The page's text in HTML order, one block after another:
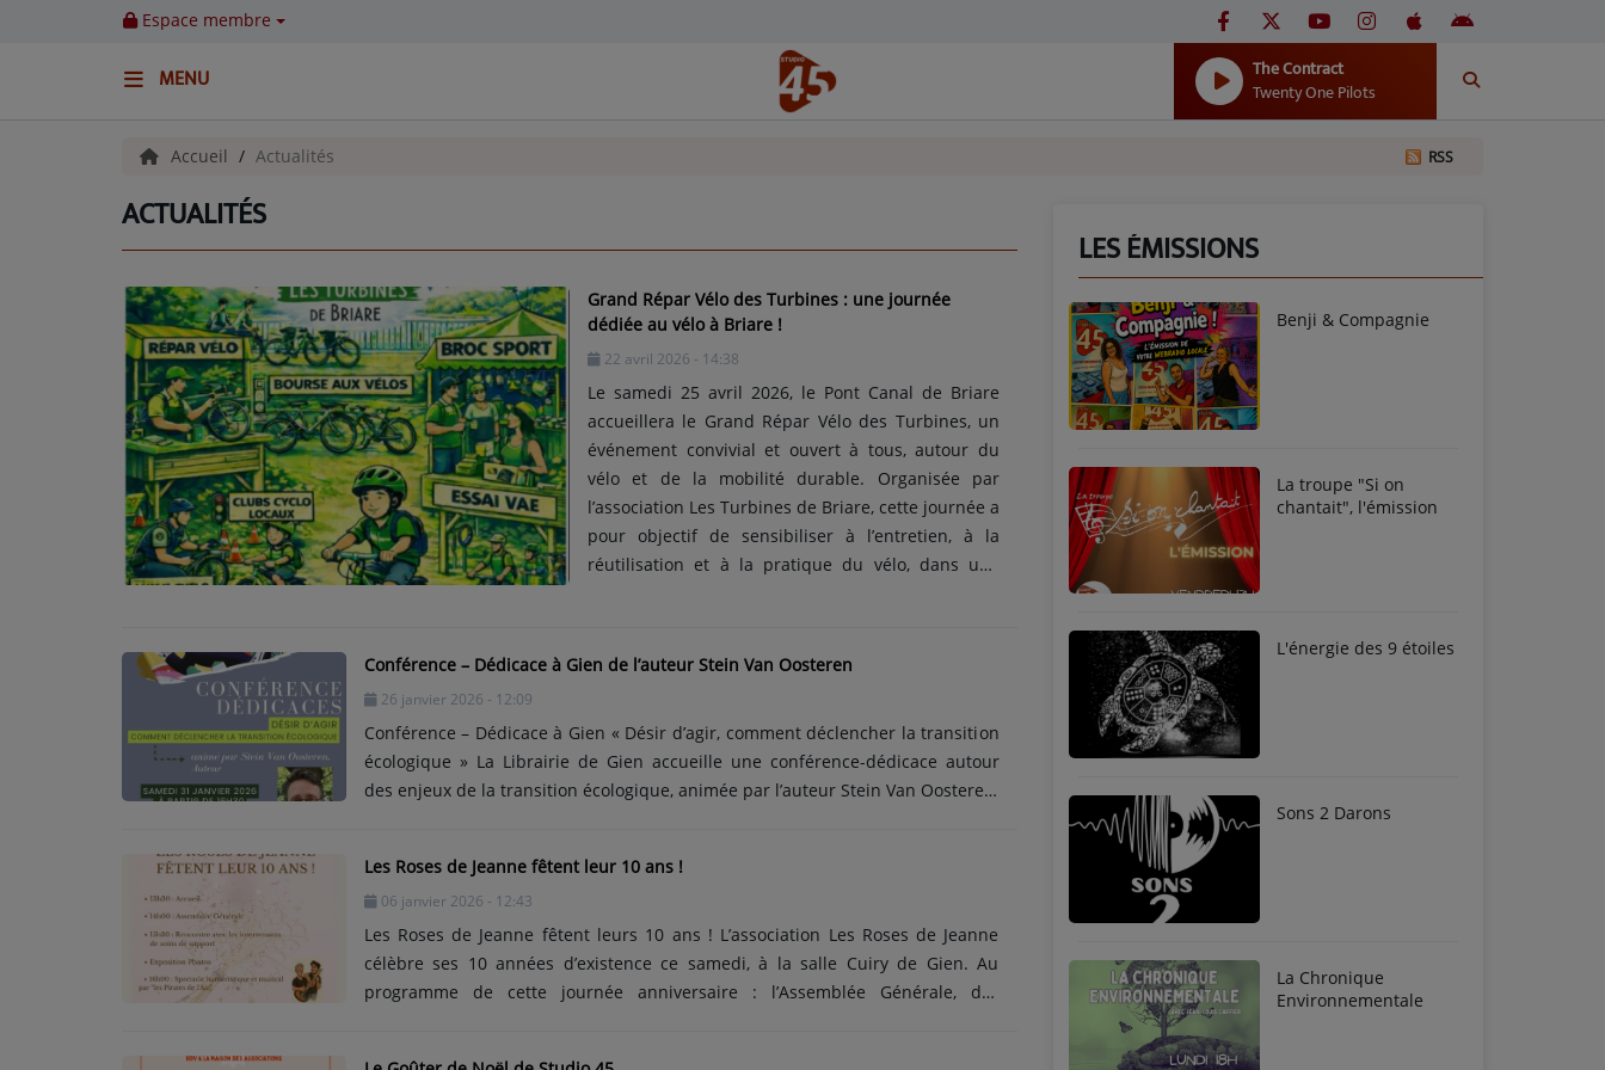
Espace membre
MENU
The Contract
Twenty One Pilots
GIEN, SA FABULEUSE HISTOIRE
GRAFFITI CINÉMA
LES ASSOCIÉS DU JOUR
LA CHRONIQUE ENVIRONNEMENTALE
LA CHRONIQUE MUSICALE
L'ÉNERGIE DES 9 ÉTOILES
"SI ON CHANTAIT", L'ÉMISSION
SONS 2 DARONS
Accueil Actualités RSS
ACTUALITÉS
Grand Répar Vélo des Turbines : une journée
dédiée au vélo à Briare !
22 avril 2026 - 14:38
Le samedi 25 avril 2026, le Pont Canal de Briare
accueillera le Grand Répar Vélo des Turbines, un
événement convivial et ouvert à tous, autour du
vélo et de la mobilité durable. Organisée par
l’association Les Turbines de Briare, cette journée a
pour objectif de sensibiliser à l’entretien, à la
réutilisation et à la pratique du vélo, dans une
aux vélos pour acheter ou vendre à petits prix
Conférence – Dédicace à Gien de l’auteur Stein Van Oosteren
26 janvier 2026 - 12:09
Conférence – Dédicace à Gien « Désir d’agir, comment déclencher la transition
écologique » La Librairie de Gien accueille une conférence-dédicace autour
des enjeux de la transition écologique, animée par l’auteur Stein Van Oosteren.
transition écologique », Stein Van Oosteren propose des pistes concrètes pour
comprendre et enclencher le passage à l’action face aux......
Les Roses de Jeanne fêtent leur 10 ans !
06 janvier 2026 - 12:43
Les Roses de Jeanne fêtent leurs 10 ans ! L’association Les Roses de Jeanne
célèbre ses 10 années d’existence ce samedi, à la salle Cuiry de Gien. Au
programme de cette journée anniversaire : l’Assemblée Générale, des
LES ÉMISSIONS
Benji & Compagnie
La troupe "Si on
chantait", l'émission
L'énergie des 9 étoiles
Sons 2 Darons
La Chronique
Environnementale